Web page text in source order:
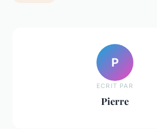
P
ECRIT PAR
Pierre